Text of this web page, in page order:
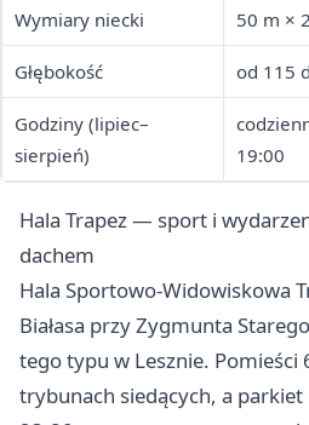
Wymiary niecki 50 m ×
Głębokość od 115
Godziny (lipiec–
sierpień)
19:00
Hala Trapez — sport i
dachem
Hala Sportowo-Widowiskowa
Białasa przy Zygmunta
tego typu w Lesznie. Pomieści
trybunach siedących, a